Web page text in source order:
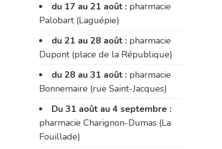
du 17 au 21 août : pharmacie
Palobart (Laguépie)
du 21 au 28 août : pharmacie
Dupont (place de la République)
du 28 au 31 août : pharmacie
Bonnemaire (rue Saint-Jacques)
Du 31 août au 4 septembre :
pharmacie Charignon-Dumas (La
Fouillade)